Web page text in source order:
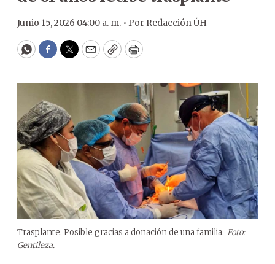
Junio 15, 2026 04:00 a. m. • Por Redacción ÚH
WhatsApp
Facebook
Twitter
EmailCopyPrint
Trasplante. Posible gracias a donación de una familia. Foto:
Gentileza.